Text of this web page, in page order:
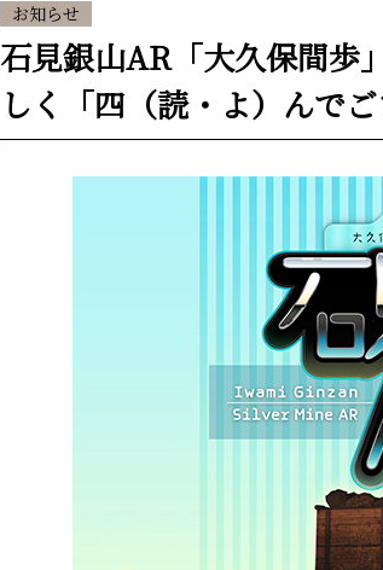
お知らせ
石見銀山AR「大久保間歩
しく「四（読・よ）んで